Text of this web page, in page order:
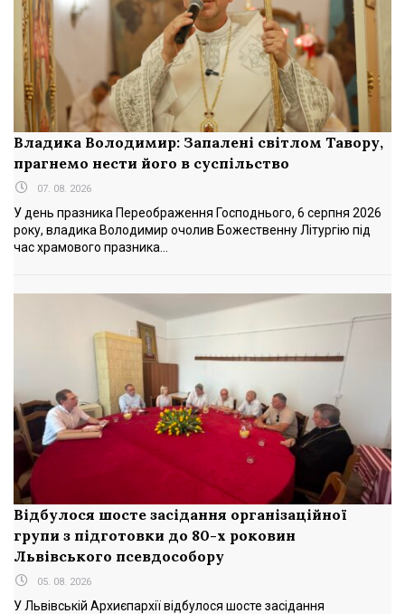
Владика Володимир: Запалені світлом Тавору,
прагнемо нести його в суспільство
07. 08. 2026
У день празника Переображення Господнього, 6 серпня 2026
року, владика Володимир очолив Божественну Літургію під
час храмового празника...
Відбулося шосте засідання організаційної
групи з підготовки до 80-х роковин
Львівського псевдособору
05. 08. 2026
У Львівській Архиєпархії відбулося шосте засідання